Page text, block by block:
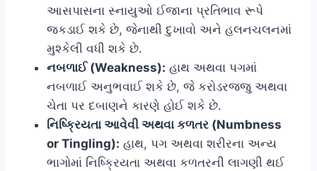
આસપાસના સ્નાયુઓ ઈજાના પ્રતિભાવ રૂપે
જકડાઈ શકે છે, જેનાથી દુખાવો અને હલનચલનમાં
મુશ્કેલી વધી શકે છે.
નબળાઈ (Weakness): હાથ અથવા પગમાં
નબળાઈ અનુભવાઈ શકે છે, જે કરોડરજ્જુ અથવા
ચેતા પર દબાણને કારણે હોઈ શકે છે.
નિષ્ક્રિયતા આવેવી અથવા કળતર (Numbness
or Tingling): હાથ, પગ અથવા શરીરના અન્ય
ભાગોમાં નિષ્ક્રિયતા અથવા કળતરની લાગણી થઈ